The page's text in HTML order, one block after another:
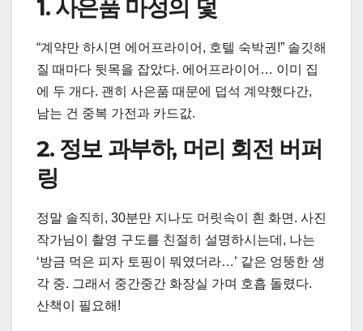
1. 사은품 마성의 덫
“계약만 하시면 에어프라이어, 호텔 숙박권!” 솔깃해
질 때마다 뒷목을 잡았다. 에어프라이어… 이미 집
에 두 개다. 괜히 사은품 때문에 덥석 계약했다간,
남는 건 중복 가전과 카드값.
2. 정보 과부하, 머리 회전 버퍼
링
정말 솔직히, 30분만 지나도 머릿속이 흰 화면. 사진
작가님이 촬영 구도를 친절히 설명하시는데, 나는
‘방금 먹은 피자 토핑이 뭐였더라…’ 같은 엉뚱한 생
각 중. 그래서 중간중간 화장실 가며 호흡 돌렸다.
산책이 필요해!